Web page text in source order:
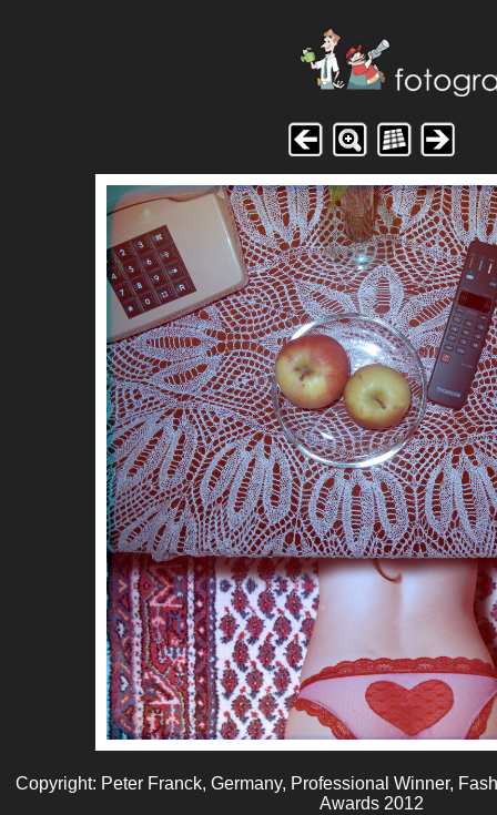
Copyright: Peter Franck, Germany, Professional Winner,
Awards 2012